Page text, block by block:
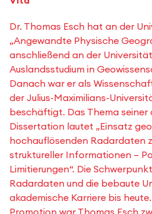
Dr. Thomas Esch hat an der
„Angewandte Physische
anschließend an der
Auslandsstudium in
Danach war er als
der Julius-Maximilians-
beschäftigt. Das Thema
Dissertation lautet „Einsatz
hochauflösenden Radardaten
struktureller Informationen –
Limitierungen“. Die
Radardaten und die bebaute
akademische Karriere bis